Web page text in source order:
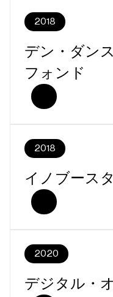
2018
デン・ダン
フォンド
2018
イノブース
2020
デジタル・